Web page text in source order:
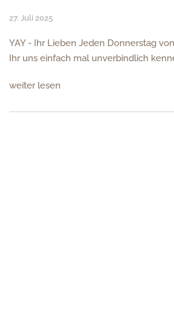
27. Juli 2025
YAY - Ihr Lieben Jeden Donnerstag
Ihr uns einfach mal unverbindlich
weiter lesen